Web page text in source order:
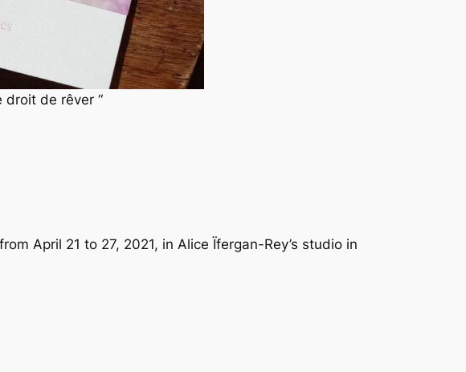
droit de rêver “
April 21 to 27, 2021, in Alice Ïfergan-Rey’s studio in